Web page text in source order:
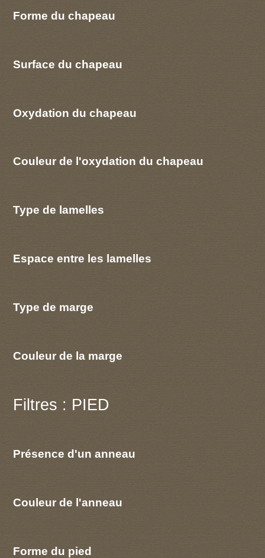
Forme du chapeau
Surface du chapeau
Oxydation du chapeau
Couleur de l'oxydation du chapeau
Type de lamelles
Espace entre les lamelles
Type de marge
Couleur de la marge
Filtres : PIED
Présence d'un anneau
Couleur de l'anneau
Forme du pied